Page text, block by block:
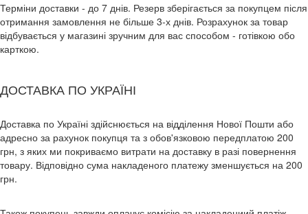
Терміни доставки - до 7 днів. Резерв зберігається за покупцем після
отримання замовлення не більше 3-х днів. Розрахунок за товар
відбувається у магазині зручним для вас способом - готівкою обо
карткою.
ДОСТАВКА ПО УКРАЇНІ
Доставка по Україні здійснюється на відділення Нової Пошти або
адресно за рахунок покупця та з обов'язковою передплатою 200
грн, з яких ми покриваємо витрати на доставку в разі повернення
товару. Відповідно сума накладеного платежу зменшується на 200
грн.